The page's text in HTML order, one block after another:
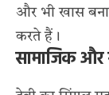
और भी खास
करते हैं।
सामाजिक